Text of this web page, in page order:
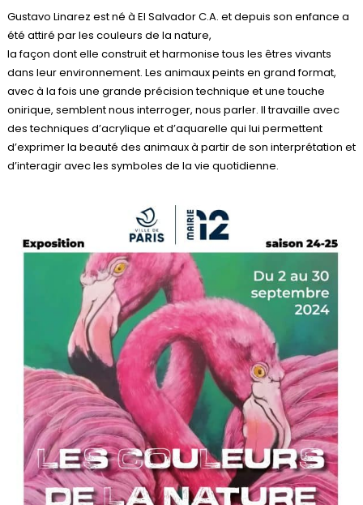
Gustavo Linarez est né à El Salvador C.A. et depuis son enfance a
été attiré par les couleurs de la nature,
la façon dont elle construit et harmonise tous les êtres vivants
dans leur environnement. Les animaux peints en grand format,
avec à la fois une grande précision technique et une touche
onirique, semblent nous interroger, nous parler. Il travaille avec
des techniques d’acrylique et d’aquarelle qui lui permettent
d’exprimer la beauté des animaux à partir de son interprétation et
d’interagir avec les symboles de la vie quotidienne.